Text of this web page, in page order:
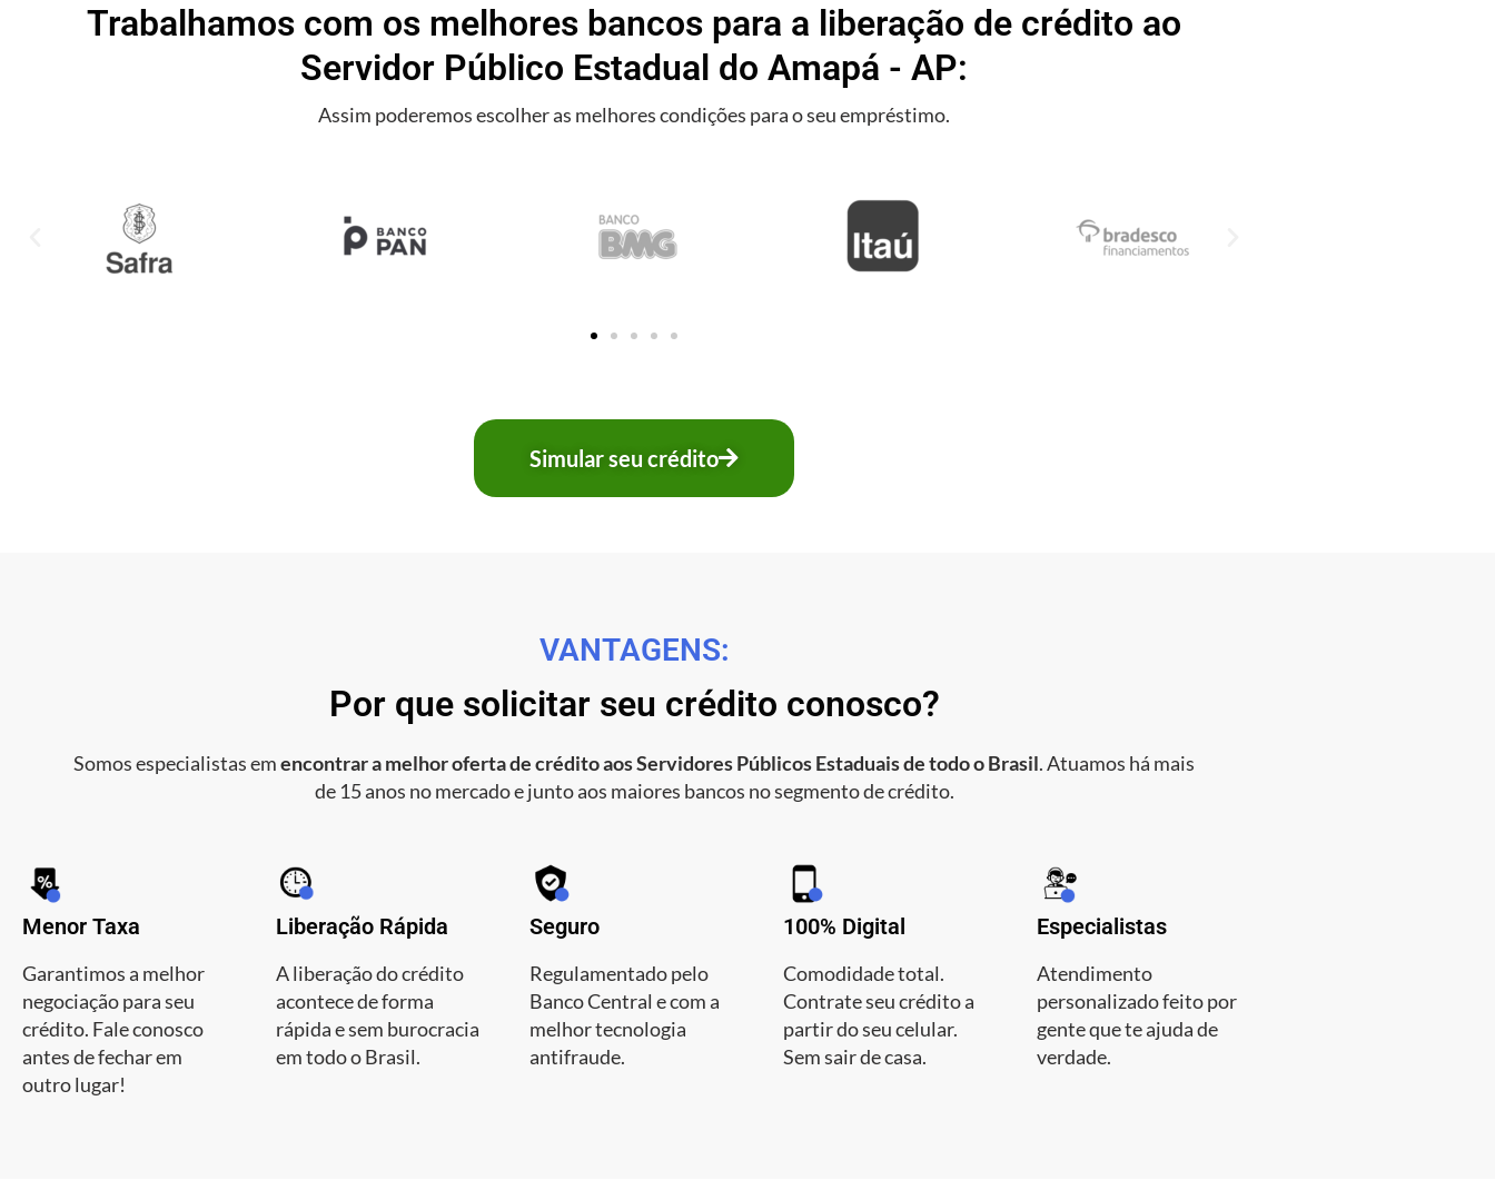
Trabalhamos com os melhores bancos para a liberação de crédito ao
Servidor Público Estadual do Amapá - AP:
Assim poderemos escolher as melhores condições para o seu empréstimo.
Simular seu crédito
VANTAGENS:
Por que solicitar seu crédito conosco?
Somos especialistas emencontrar a melhor oferta de crédito aos Servidores Públicos Estaduais de todo o Brasil. Atuamos há mais
de 15 anos no mercado e junto aos maiores bancos no segmento de crédito.
Menor Taxa
Garantimos a melhor
negociação para seu
crédito. Fale conosco
antes de fechar em
outro lugar!
Liberação Rápida
A liberação do crédito
acontece de forma
rápida e sem burocracia
em todo o Brasil.
Seguro
Regulamentado pelo
Banco Central e com a
melhor tecnologia
antifraude.
100% Digital
Comodidade total.
Contrate seu crédito a
partir do seu celular.
Sem sair de casa.
Especialistas
Atendimento
personalizado feito por
gente que te ajuda de
verdade.